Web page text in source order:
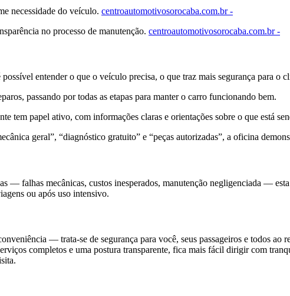
necessidade do veículo. centroautomotivosorocaba.com.br -
no processo de manutenção. centroautomotivosorocaba.com.br -
entender o que o veículo precisa, o que traz mais segurança para o
passando por todas as etapas para manter o carro funcionando bem.
tem papel ativo, com informações claras e orientações sobre o que está
geral”, “diagnóstico gratuito” e “peças autorizadas”, a oficina
— falhas mecânicas, custos inesperados, manutenção negligenciada —
ou após uso intensivo.
— trata-se de segurança para você, seus passageiros e todos
completos e uma postura transparente, fica mais fácil dirigir com